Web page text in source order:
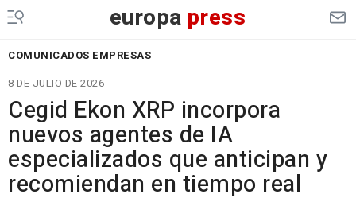
europa press
COMUNICADOS EMPRESAS
8 DE JULIO DE 2026
Cegid Ekon XRP incorpora
nuevos agentes de IA
especializados que anticipan y
recomiendan en tiempo real